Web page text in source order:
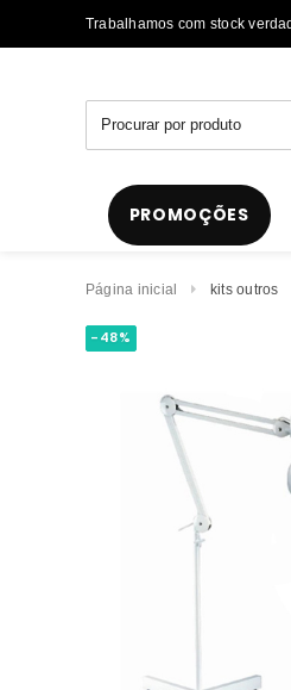
Trabalhamos com stock
PROMOÇÕES
Página inicial kits outros
-48%